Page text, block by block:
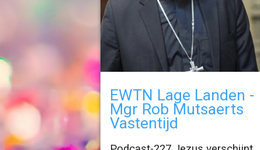
EWTN Lage Landen -
Mgr Rob Mutsaerts
Vastentijd